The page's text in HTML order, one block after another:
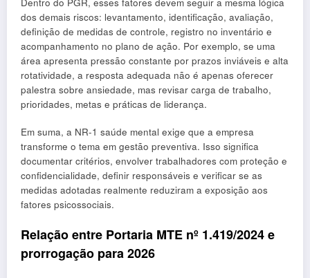
dos demais riscos: levantamento, identificação, avaliação,
definição de medidas de controle, registro no inventário e
acompanhamento no plano de ação. Por exemplo, se uma
área apresenta pressão constante por prazos inviáveis e alta
rotatividade, a resposta adequada não é apenas oferecer
palestra sobre ansiedade, mas revisar carga de trabalho,
prioridades, metas e práticas de liderança.
Em suma, a NR-1 saúde mental exige que a empresa
transforme o tema em gestão preventiva. Isso significa
documentar critérios, envolver trabalhadores com proteção e
confidencialidade, definir responsáveis e verificar se as
medidas adotadas realmente reduziram a exposição aos
fatores psicossociais.
Relação entre Portaria MTE nº 1.419/2024 e
prorrogação para 2026